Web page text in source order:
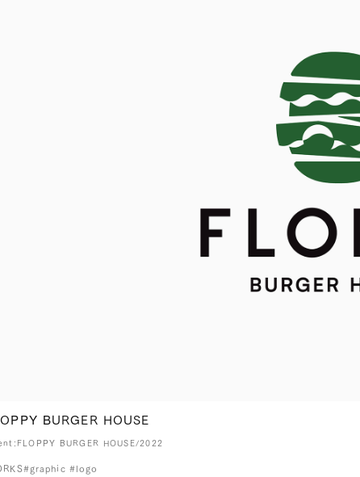
BURGER HOUSE
BURGER HOUSE/2022
#graphic #logo